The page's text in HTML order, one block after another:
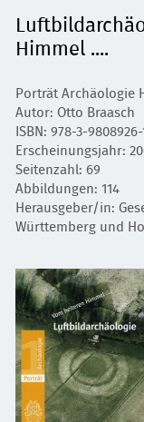
Himmel ....
Porträt Archäologie
Autor: Otto Braasch
ISBN: 978-3-9808926-
Erscheinungsjahr:
Seitenzahl: 69
Abbildungen: 114
Herausgeber/in:
Württemberg und